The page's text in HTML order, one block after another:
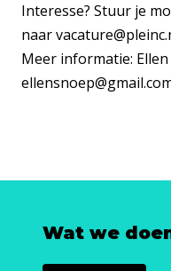
Interesse? Stuur je
naar
Meer informatie:
Wat we